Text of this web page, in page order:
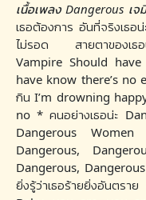
เนื้อเพลง Dangerous เ
เธอต้องการ อันที่จริงเธอ
ไม่รอด สายตาของเธ
Vampire Should
have know there’s no
กิน I’m drowning
no * คนอย่างเธอน่ะ
Dangerous Women
Dangerous,
Dangerous,
ยิ่งรู้ว่าเธอร้ายยิ่งอันตร